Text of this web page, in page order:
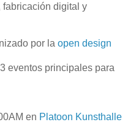
digital y
por la open design
eventos principales para
en Platoon Kunsthalle